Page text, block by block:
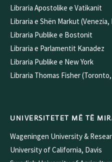
Libraria Apostolike e Vatikanit
Libraria e Shën Markut (Venezia,
Libraria Publike e Bostonit
Libraria e Parlamentit Kanadez
Libraria Publike e New York
Libraria Thomas Fisher
UNIVERSITETET MË TË
Wageningen University &
University of California, Davis